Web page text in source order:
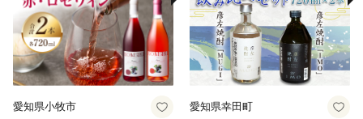
愛知県小牧市 愛知県幸田町